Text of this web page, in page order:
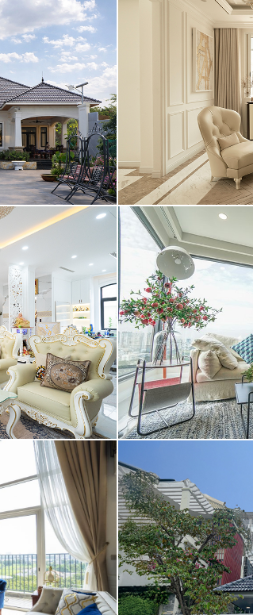
SỐ ĐIỆN THOẠI *
Nội dung
NHẬP MÃ HIỂN THỊ